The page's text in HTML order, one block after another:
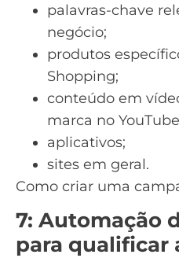
palavras-chave
negócio;
produtos
Shopping;
conteúdo em
marca no
aplicativos;
sites em geral.
Como criar uma
7: Automação
para qualificar